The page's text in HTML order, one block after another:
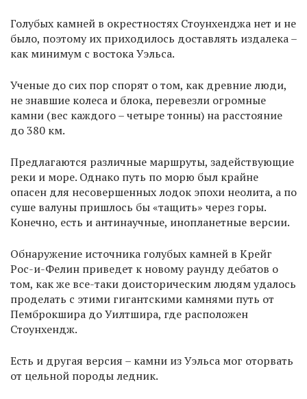
Голубых камней в окрестностях Стоунхенджа нет и не
было, поэтому их приходилось доставлять издалека –
как минимум с востока Уэльса.
Ученые до сих пор спорят о том, как древние люди,
не знавшие колеса и блока, перевезли огромные
камни (вес каждого – четыре тонны) на расстояние
до 380 км.
Предлагаются различные маршруты, задействующие
реки и море. Однако путь по морю был крайне
опасен для несовершенных лодок эпохи неолита, а по
суше валуны пришлось бы «тащить» через горы.
Конечно, есть и антинаучные, инопланетные версии.
Обнаружение источника голубых камней в Крейг
Рос-и-Фелин приведет к новому раунду дебатов о
том, как же все-таки доисторическим людям удалось
проделать с этими гигантскими камнями путь от
Пемброкшира до Уилтшира, где расположен
Стоунхендж.
Есть и другая версия – камни из Уэльса мог оторвать
от цельной породы ледник.